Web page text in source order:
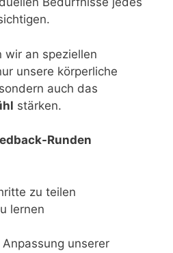
wir an speziellen
unsere körperliche
auch das
stärken.
Runden
zu teilen
lernen
unserer